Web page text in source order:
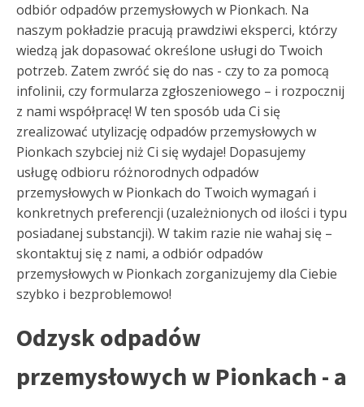
odbiór odpadów przemysłowych w Pionkach. Na
naszym pokładzie pracują prawdziwi eksperci, którzy
wiedzą jak dopasować określone usługi do Twoich
potrzeb. Zatem zwróć się do nas - czy to za pomocą
infolinii, czy formularza zgłoszeniowego – i rozpocznij
z nami współpracę! W ten sposób uda Ci się
zrealizować utylizację odpadów przemysłowych w
Pionkach szybciej niż Ci się wydaje! Dopasujemy
usługę odbioru różnorodnych odpadów
przemysłowych w Pionkach do Twoich wymagań i
konkretnych preferencji (uzależnionych od ilości i typu
posiadanej substancji). W takim razie nie wahaj się –
skontaktuj się z nami, a odbiór odpadów
przemysłowych w Pionkach zorganizujemy dla Ciebie
szybko i bezproblemowo!
Odzysk odpadów
przemysłowych w Pionkach - a